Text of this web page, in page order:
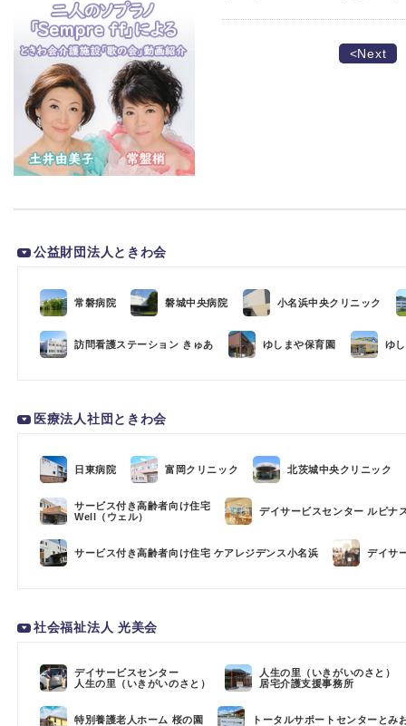
<Next
公益財団法人ときわ会
常磐病院 磐城中央病院 小名浜中央クリニック
訪問看護ステーション きゅあ ゆしまや保育園 ゆ
医療法人社団ときわ会
日東病院 富岡クリニック 北茨城中央クリニック
サービス付き高齢者向け住宅
Well（ウェル）
デイサービスセンター ルピナ
サービス付き高齢者向け住宅 ケアレジデンス小名浜 デイサ
社会福祉法人 光美会
デイサービスセンター
人生の里（いきがいのさと）
人生の里（いきがいのさと）
居宅介護支援事務所
特別養護老人ホーム 桜の園 トータルサポートセンターとみ